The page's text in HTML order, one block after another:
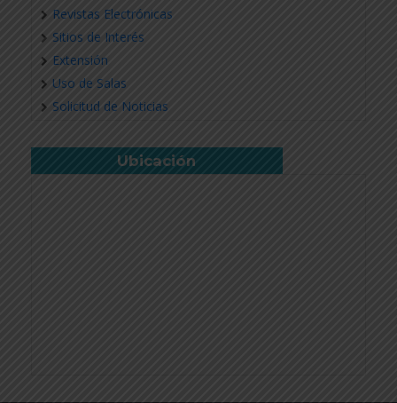
Revistas Electrónicas
Sitios de Interés
Extensión
Uso de Salas
Solicitud de Noticias
Ubicación